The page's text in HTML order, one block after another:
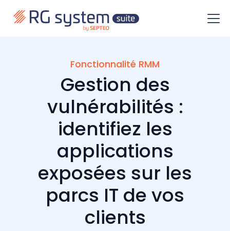
Fonctionnalité RMM
Gestion des
vulnérabilités :
identifiez les
applications
exposées sur les
parcs IT de vos
clients